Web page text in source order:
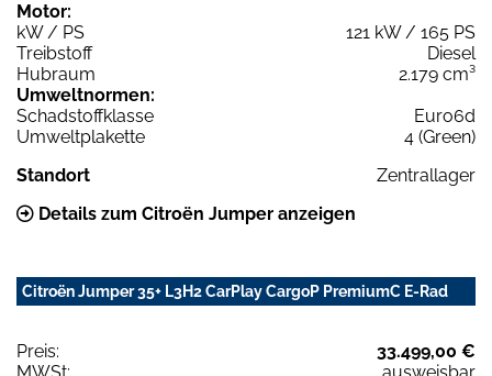
Motor:
kW / PS
121 kW / 165 PS
Treibstoff
Diesel
Hubraum
2.179 cm³
Umweltnormen:
Schadstoffklasse
Euro6d
Umweltplakette
4 (Green)
Standort
Zentrallager
Details zum Citroën Jumper anzeigen
Citroën Jumper 35+ L3H2 CarPlay CargoP PremiumC E-Rad
Preis:
33.499,00 €